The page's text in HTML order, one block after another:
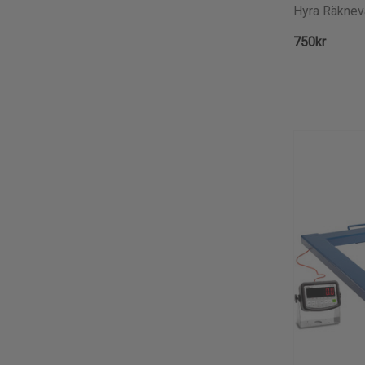
Hyra
750kr